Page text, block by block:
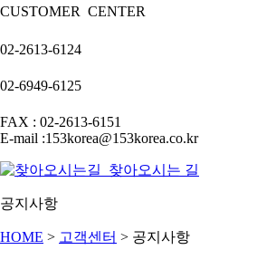
CUSTOMER CENTER
02-2613-6124
02-6949-6125
FAX : 02-2613-6151
E-mail :153korea@153korea.co.kr
찾아오시는 길
공지사항
HOME > 고객센터 > 공지사항